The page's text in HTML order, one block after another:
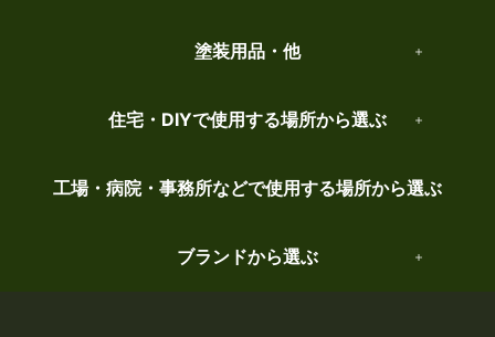
塗装用品・他
住宅・DIYで使用する場所から選ぶ
工場・病院・事務所などで使用する場所から選ぶ
ブランドから選ぶ